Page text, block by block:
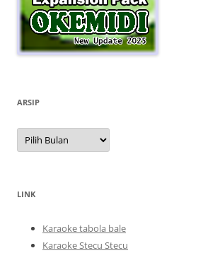
ARSIP
Arsip
LINK
Karaoke tabola bale
Karaoke Stecu Stecu